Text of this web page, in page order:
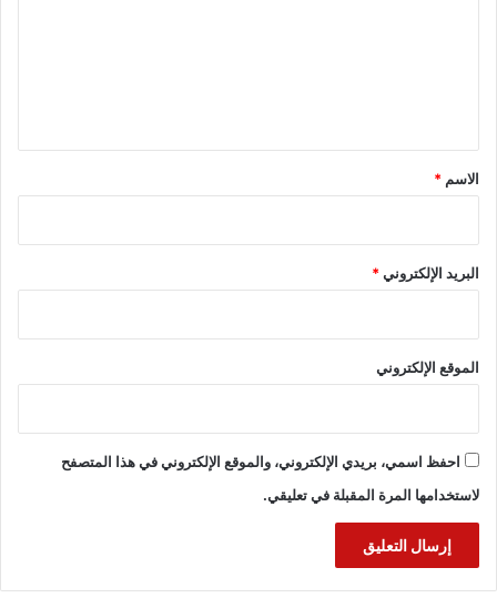
*
الاسم *
البريد الإلكتروني*
الموقع الإلكتروني
احفظ اسمي، بريدي الإلكتروني، والموقع الإلكتروني في هذا المتصفح
لاستخدامها المرة المقبلة في تعليقي.